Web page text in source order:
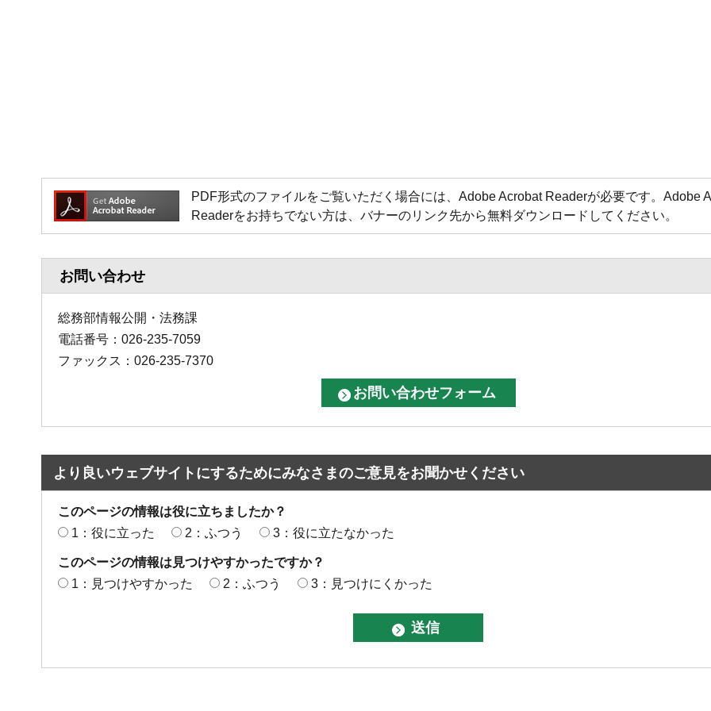
PDF形式のファイルをご覧いただく場合には、Adobe Acrobat Readerが必要です。Adobe
Readerをお持ちでない方は、バナーのリンク先から無料ダウンロードしてください。
お問い合わせ
総務部情報公開・法務課
電話番号：026-235-7059
ファックス：026-235-7370
より良いウェブサイトにするためにみなさまのご意見をお聞かせください
このページの情報は役に立ちましたか？
1：役に立った
2：ふつう 3：役に立たなかった
このページの情報は見つけやすかったですか？
1：見つけやすかった
2：ふつう 3：見つけにくかった